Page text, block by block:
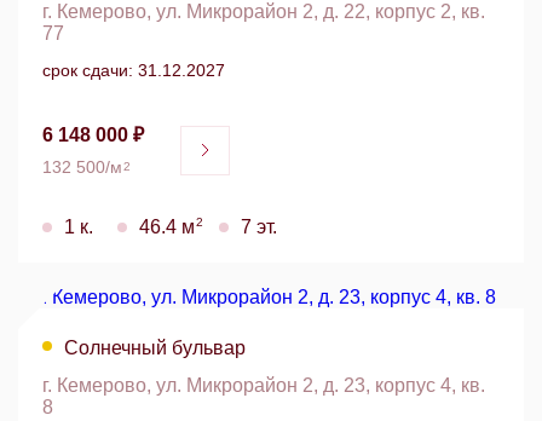
г. Кемерово, ул. Микрорайон 2, д. 22, корпус 2, кв.
77
срок сдачи: 31.12.2027
6 148 000 ₽
132 500/м2
1 к. 46.4 м2 7 эт.
Солнечный бульвар
г. Кемерово, ул. Микрорайон 2, д. 23, корпус 4, кв.
8